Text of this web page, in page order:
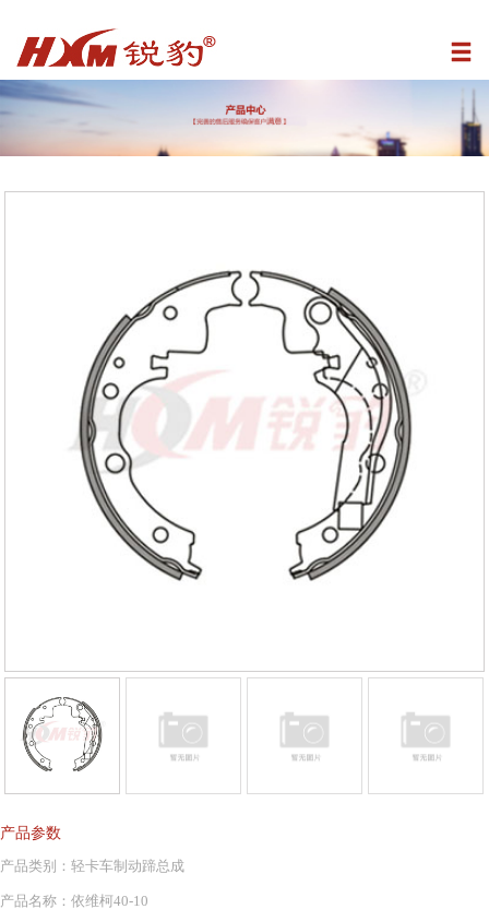
产品参数
产品类别：轻卡车制动蹄总成
产品名称：依维柯40-10